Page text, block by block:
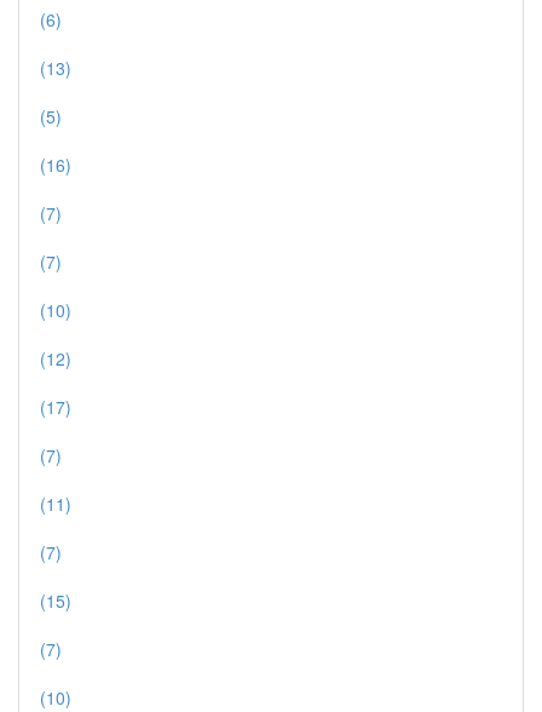
(6)
(13)
(5)
(16)
(7)
(7)
(10)
(12)
(17)
(7)
(11)
(7)
(15)
(7)
(10)